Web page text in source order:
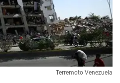
Terremoto Venezuela